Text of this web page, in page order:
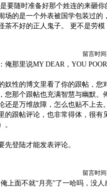
要随时准备好那个姓连的来砸
场的是一个外表被国学包装过的
茶不好的正人鬼子。 更不是劳模
留言时间
俺那里说MY DEAR，YOU
奴性的博文里看了你的跟帖，您
您那个跟帖也充满智慧与幽默。
还是万维故障，怎么也贴不上去
的跟帖评论，也非常得体，很有
。
先登陆才能发表评论。
留言时间
上面不就“月亮”了一哈吗，没人